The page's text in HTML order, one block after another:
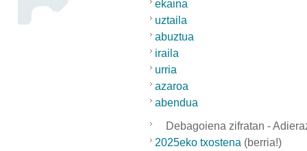
ekaina
uztaila
abuztua
iraila
urria
azaroa
abendua
Debagoiena zifratan -
2025eko txostena (berria!)